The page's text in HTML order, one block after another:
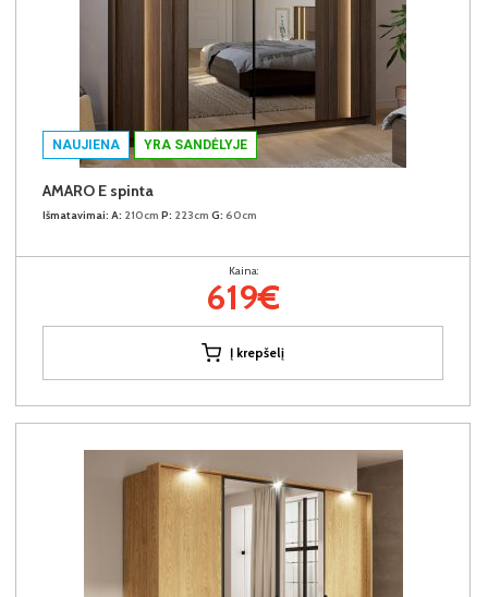
NAUJIENA YRA SANDĖLYJE
AMARO E spinta
Išmatavimai: A: 210cm P: 223cm G: 60cm
Kaina:
619€
Į krepšelį